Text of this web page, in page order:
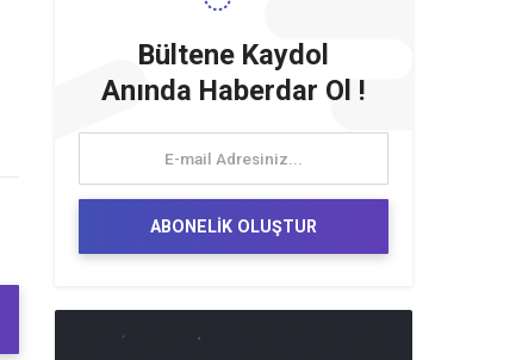
Bültene Kaydol
Anında Haberdar Ol !
ABONELİK OLUŞTUR